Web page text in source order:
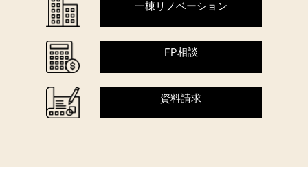
一棟リノベーション
FP相談
資料請求